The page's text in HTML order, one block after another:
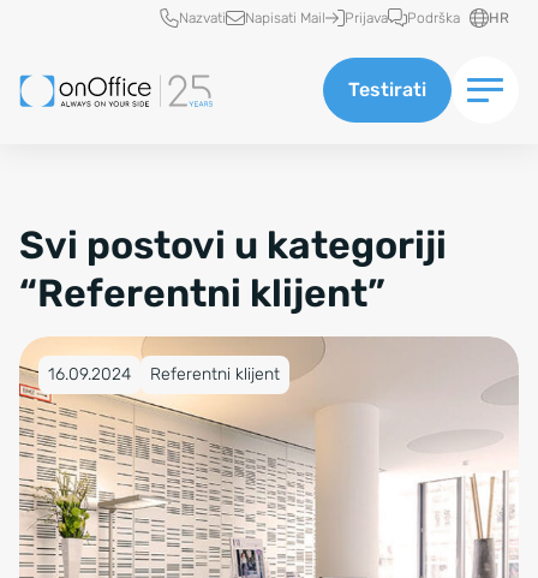
Brzi pristup
Nazvati Napisati Mail Prijava Podrška HR
Testirati
Svi postovi u kategoriji
“Referentni klijent”
Objavljeno na 16.09.2024
16.09.2024 Referentni klijent